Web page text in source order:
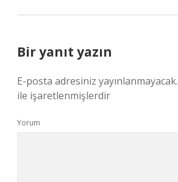
Bir yanıt yazın
E-posta adresiniz yayınlanmayacak.
ile işaretlenmişlerdir
Yorum